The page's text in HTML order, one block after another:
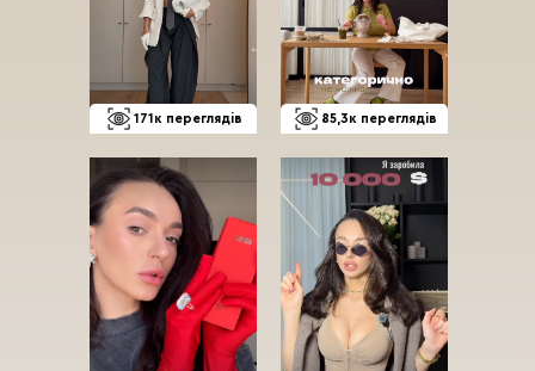
85,3к переглядів
171к переглядів